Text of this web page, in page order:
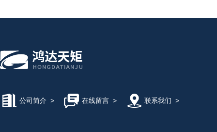
公司简介 > 在线留言> 联系我们 >